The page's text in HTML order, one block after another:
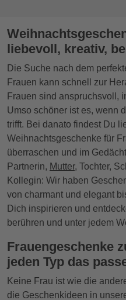
liebevoll, kreativ,
Die Suche nach dem
Frauen kann schnell zur
Frauen sind anspruchsvoll,
Umso schöner ist es, wenn
trifft. Bei danato findest Du
Weihnachtsgeschenke für
überraschen und im
Partnerin, Mutter, Tochter,
Kollegin: Wir haben
von charmant und elegant
Dich inspirieren und
berühren und unter jedem
Frauengeschenke
jeden Typ das
Keine Frau ist wie die
die Geschenkideen in